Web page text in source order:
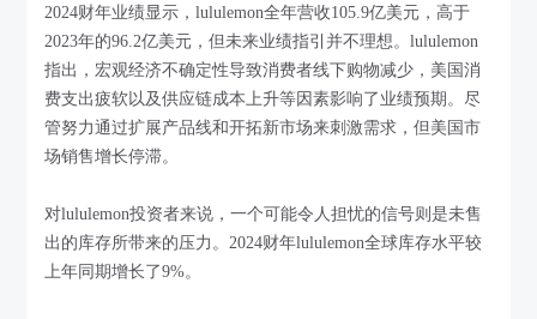
2024财年业绩显示，lululemon全年营收105.9亿美元，高于
2023年的96.2亿美元，但未来业绩指引并不理想。lululemon
指出，宏观经济不确定性导致消费者线下购物减少，美国消
费支出疲软以及供应链成本上升等因素影响了业绩预期。尽
管努力通过扩展产品线和开拓新市场来刺激需求，但美国市
场销售增长停滞。
对lululemon投资者来说，一个可能令人担忧的信号则是未售
出的库存所带来的压力。2024财年lululemon全球库存水平较
上年同期增长了9%。